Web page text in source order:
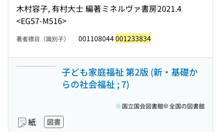
木村容子, 有村大士 編著ミネルヴァ書房2021.4
<EG57-M516>
著者標目（識別子） 001108044001233834
子ども家庭福祉 第2版 (新・基礎か
らの社会福祉 ; 7)
紙 図書
国立国会図書館 全国の図書館